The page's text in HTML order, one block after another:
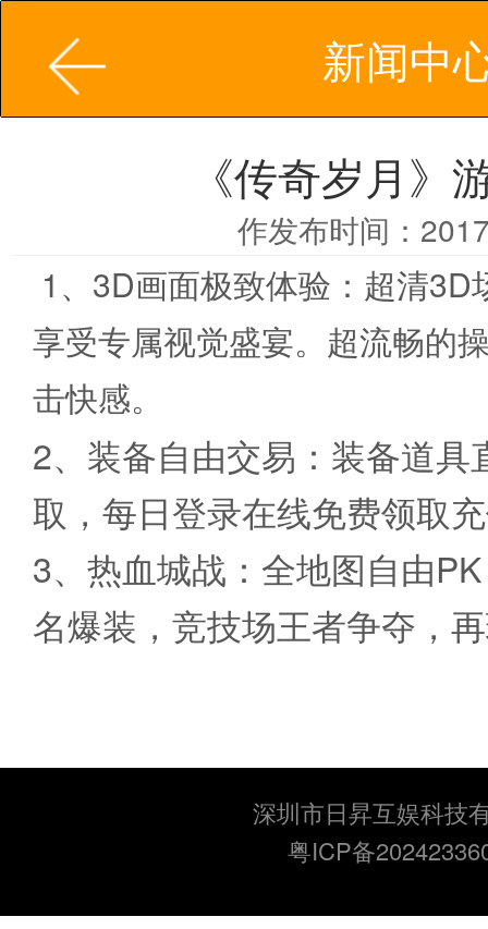
新闻中
《传奇岁月》
作发布时间：
1、3D画面极致体验：超清3D
享受专属视觉盛宴。超流畅的
击快感。
2、装备自由交易：装备道具
取，每日登录在线免费领取
3、热血城战：全地图自由
名爆装，竞技场王者争夺，
深圳市日昇互娱科技
粤ICP备